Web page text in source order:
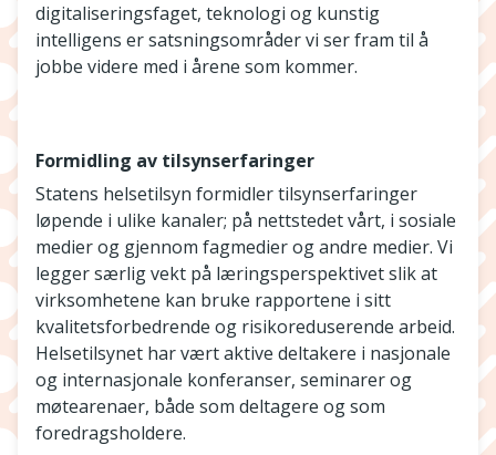
digitaliseringsfaget, teknologi og kunstig
intelligens er satsningsområder vi ser fram til å
jobbe videre med i årene som kommer.
Formidling av tilsynserfaringer
Statens helsetilsyn formidler tilsynserfaringer
løpende i ulike kanaler; på nettstedet vårt, i sosiale
medier og gjennom fagmedier og andre medier. Vi
legger særlig vekt på læringsperspektivet slik at
virksomhetene kan bruke rapportene i sitt
kvalitetsforbedrende og risikoreduserende arbeid.
Helsetilsynet har vært aktive deltakere i nasjonale
og internasjonale konferanser, seminarer og
møtearenaer, både som deltagere og som
foredragsholdere.